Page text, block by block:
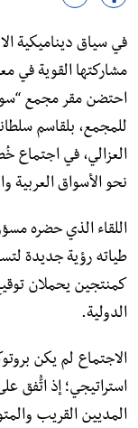
في سياق ديناميكية
احتضن مقر مجمع
للمجمع، بلقاسم
العزالي، في اجتماع
نحو الأسواق العربية
طياته رؤية جديدة
كمنتجين يحملان
الدولية.
الاجتماع لم يكن
المديين القريب